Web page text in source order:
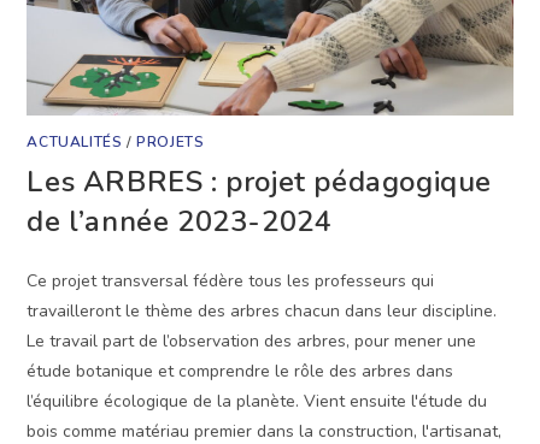
ACTUALITÉS /PROJETS
Les ARBRES : projet pédagogique
de l’année 2023-2024
Ce projet transversal fédère tous les professeurs qui
travailleront le thème des arbres chacun dans leur discipline.
Le travail part de l’observation des arbres, pour mener une
étude botanique et comprendre le rôle des arbres dans
l’équilibre écologique de la planète. Vient ensuite l'étude du
bois comme matériau premier dans la construction, l'artisanat,